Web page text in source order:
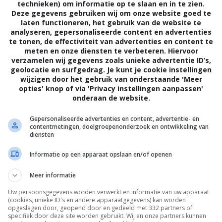
vorm slapen. Meer om mij een plezier
blijven. Ik had het vermoeden dat ik niet
beleefde. Ik kwam daar niet
met hem.” Ik schrok van mijn eigen
Zonder het te beantwoorden, wiste
mijn mobiel. Mijn vinger zweefde
Nog niet.
me aan. “Pijp me dan, slet.” Met mijn
in mijn mond. Hij pakte mijn hoofd vast
lul hard werd tussen mijn tanden. Aan
tong in mijn mond, graaide in mijn kut.
technieken) om informatie op te slaan en in te zien.
Deze gegevens gebruiken wij om onze website goed te
laten functioneren, het gebruik van de website te
analyseren, gepersonaliseerde content en advertenties
te tonen, de effectiviteit van advertenties en content te
meten en onze diensten te verbeteren. Hiervoor
verzamelen wij gegevens zoals unieke advertentie ID’s,
geolocatie en surfgedrag. Je kunt je cookie instellingen
wijzigen door het gebruik van onderstaande 'Meer
opties' knop of via 'Privacy instellingen aanpassen'
onderaan de website.
Gepersonaliseerde advertenties en content, advertentie- en
contentmetingen, doelgroepenonderzoek en ontwikkeling van
diensten
Informatie op een apparaat opslaan en/of openen
Meer informatie
Uw persoonsgegevens worden verwerkt en informatie van uw apparaat
(cookies, unieke ID's en andere apparaatgegevens) kan worden
opgeslagen door, geopend door en gedeeld met 332 partners of
specifiek door deze site worden gebruikt. Wij en onze partners kunnen